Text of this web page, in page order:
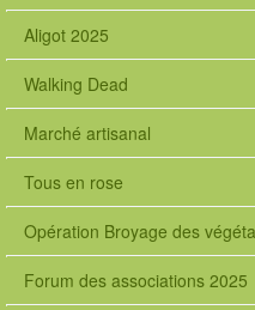
Aligot 2025
Walking Dead
Marché artisanal
Tous en rose
Opération Broyage des
Forum des associations 2025